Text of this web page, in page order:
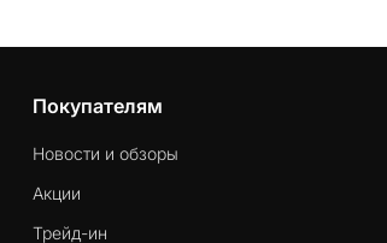
Покупателям
Новости и обзоры
Акции
Трейд-ин